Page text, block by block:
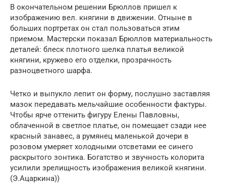
В окончательном решении Брюллов пришел к
изображению вел. княгини в движении. Отныне в
больших портретах он стал пользоваться этим
приемом. Мастерски показал Брюллов материальность
деталей: блеск плотного шелка платья великой
княгини, кружево его отделки, прозрачность
разноцветного шарфа.
Четко и выпукло лепит он форму, послушно заставляя
мазок передавать мельчайшие особенности фактуры.
Чтобы ярче оттенить фигуру Елены Павловны,
облаченной в светлое платье, он помещает сзади нее
красный занавес, а румянец маленькой дочери в
розовом умеряет холодными отсветами ее синего
раскрытого зонтика. Богатство и звучность колорита
усилили зрелищность изображения великой княгини.
(Э.Ацаркина))